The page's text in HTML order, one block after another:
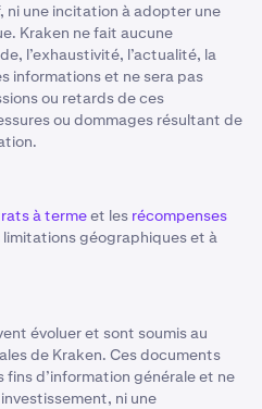
une incitation à adopter une
Kraken ne fait aucune
l’exhaustivité, l’actualité, la
informations et ne sera pas
ou retards de ces
ou dommages résultant de
à termeet les récompenses
géographiques et à
évoluer et sont soumis au
de Kraken. Ces documents
d’information générale et ne
ni une